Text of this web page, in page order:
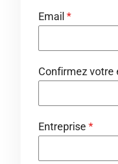
Email *
Confirmez votre
Entreprise *